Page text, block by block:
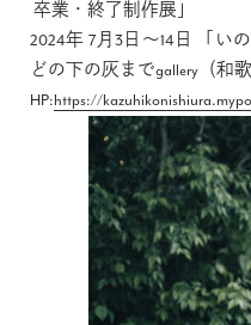
卒業・終了制作展」
2024年 7月3日～14日 「い
どの下の灰までgallery（和歌
HP:https://